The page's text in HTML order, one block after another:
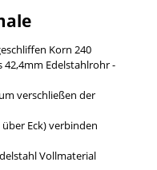
Korn 240
Edelstahlrohr -
verschließen der
Eck) verbinden
Vollmaterial